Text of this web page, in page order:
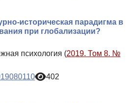
историческая парадигма в
при глобализации?
психология (2019. Том 8. №
402